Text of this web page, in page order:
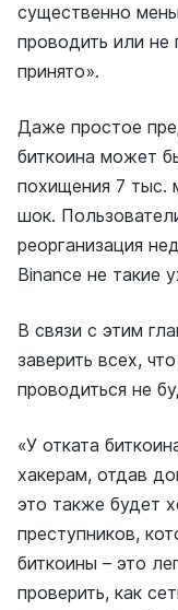
существенно
проводить или не
принято».
Даже простое
биткоина может
похищения 7 тыс.
шок.
реорганизация
Binance не такие
В связи с этим
заверить всех,
проводиться не
«У отката
хакерам, отдав
это также будет
преступников,
биткоины – это
проверить, как